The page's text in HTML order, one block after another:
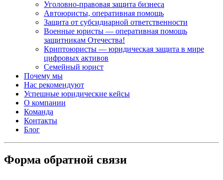
Уголовно-правовая защита бизнеса
Автоюристы, оперативная помощь
Защита от субсидиарной ответственности
Военные юристы — оперативная помощь
защитникам Отечества!
Криптоюристы — юридическая защита в мире
цифровых активов
Семейный юрист
Почему мы
Нас рекомендуют
Успешные юридические кейсы
О компании
Команда
Контакты
Блог
Форма обратной связи